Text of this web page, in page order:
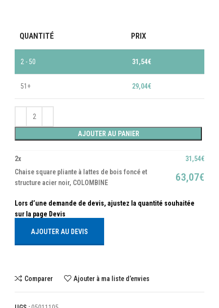
QUANTITÉ PRIX
2 - 50 31,54€
51+ 29,04€
AJOUTER AU PANIER
2x 31,54€
Chaise square pliante à lattes de bois foncé et
structure acier noir, COLOMBINE
63,07€
AJOUTER AU DEVIS
Comparer Ajouter à ma liste d’envies